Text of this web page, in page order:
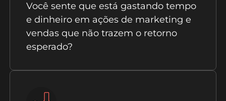
Você sente que está gastando tempo
e dinheiro em ações de marketing e
vendas que não trazem o retorno
esperado?